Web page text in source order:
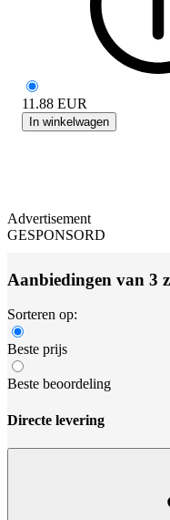
11.88 EUR
In winkelwagen
Advertisement
GESPONSORD
Aanbiedingen van 3
Sorteren op:
Beste prijs
Beste beoordeling
Directe levering